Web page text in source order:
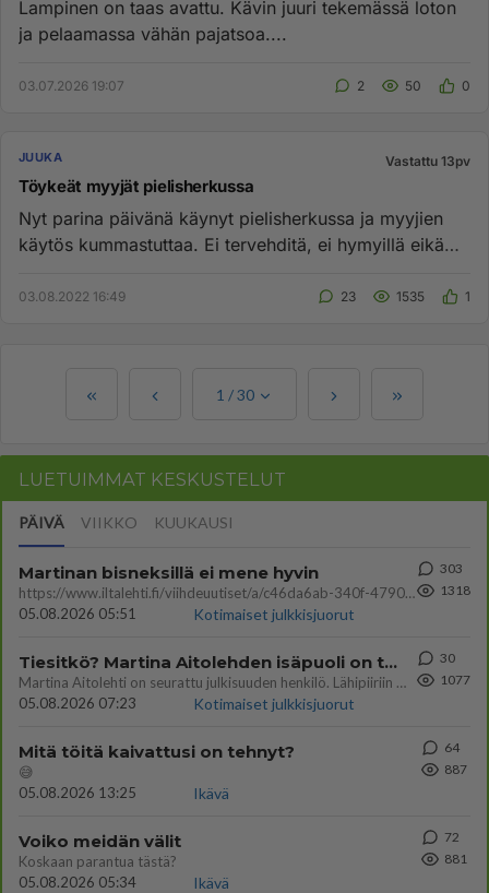
Lampinen on taas avattu. Kävin juuri tekemässä loton
ja pelaamassa vähän pajatsoa....
03.07.2026 19:07 2 50 0
JUUKA Vastattu 13pv
Töykeät myyjät pielisherkussa
Nyt parina päivänä käynyt pielisherkussa ja myyjien
käytös kummastuttaa. Ei tervehditä, ei hymyillä eikä
03.08.2022 16:49 23 1535 1
1 /30
LUETUIMMAT KESKUSTELUT
PÄIVÄ VIIKKO KUUKAUSI
Martinan bisneksillä ei mene hyvin
https://www.iltalehti.fi/viihdeuutiset/a/c46da6ab-340f-4790-aaa7-0865eed2336 Yrityksen konkurssihakemus on tullut kärä
05.08.2026 05:51
Kotimaiset julkkisjuorut
303
1318
Tiesitkö? Martina Aitolehden isäpuoli on tämä suosittu laulaja
Martina Aitolehti on seurattu julkisuuden henkilö. Lähipiiriin mahtuu muitakin tunnettuja henkilöitä. Tiesitkö, että Ma
05.08.2026 07:23
Kotimaiset julkkisjuorut
30
1077
Mitä töitä kaivattusi on tehnyt?
😅
05.08.2026 13:25
Ikävä
64
887
Voiko meidän välit
Koskaan parantua tästä?
05.08.2026 05:34
Ikävä
72
881